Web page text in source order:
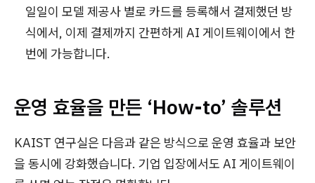
일일이 모델 제공사 별로 카드를 등록해서 결제했던 방
식에서, 이제 결제까지 간편하게 AI 게이트웨이에서 한
번에 가능합니다.
운영 효율을 만든 ‘How-to’ 솔루션
KAIST 연구실은 다음과 같은 방식으로 운영 효율과 보안
을 동시에 강화했습니다. 기업 입장에서도 AI 게이트웨이